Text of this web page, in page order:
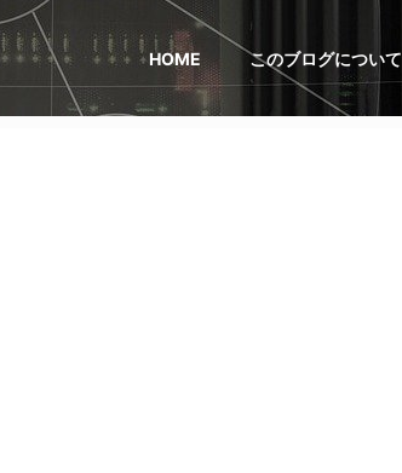
HOME このブログについて